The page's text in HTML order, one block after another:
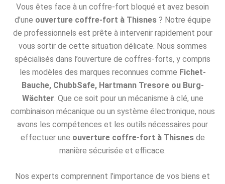
Vous êtes face à un coffre-fort bloqué et avez besoin
d’une ouverture coffre-fort à Thisnes? Notre équipe
de professionnels est prête à intervenir rapidement pour
vous sortir de cette situation délicate. Nous sommes
spécialisés dans l’ouverture de coffres-forts, y compris
les modèles des marques reconnues comme Fichet-
Bauche, ChubbSafe, Hartmann Tresore ou Burg-
Wächter . Que ce soit pour un mécanisme à clé, une
combinaison mécanique ou un système électronique, nous
avons les compétences et les outils nécessaires pour
effectuer une ouverture coffre-fort à Thisnesde
manière sécurisée et efficace.
Nos experts comprennent l’importance de vos biens et